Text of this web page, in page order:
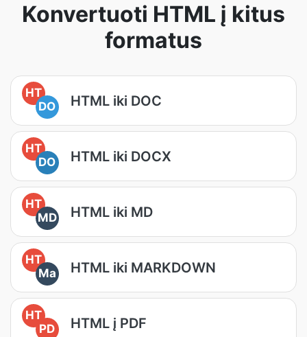
Konvertuoti HTML į kitus
formatus
HT
DO
HTML iki DOC
HT
DO
HTML iki DOCX
HT
MD
HTML iki MD
HT
Ma
HTML iki MARKDOWN
HT
PD
HTML į PDF